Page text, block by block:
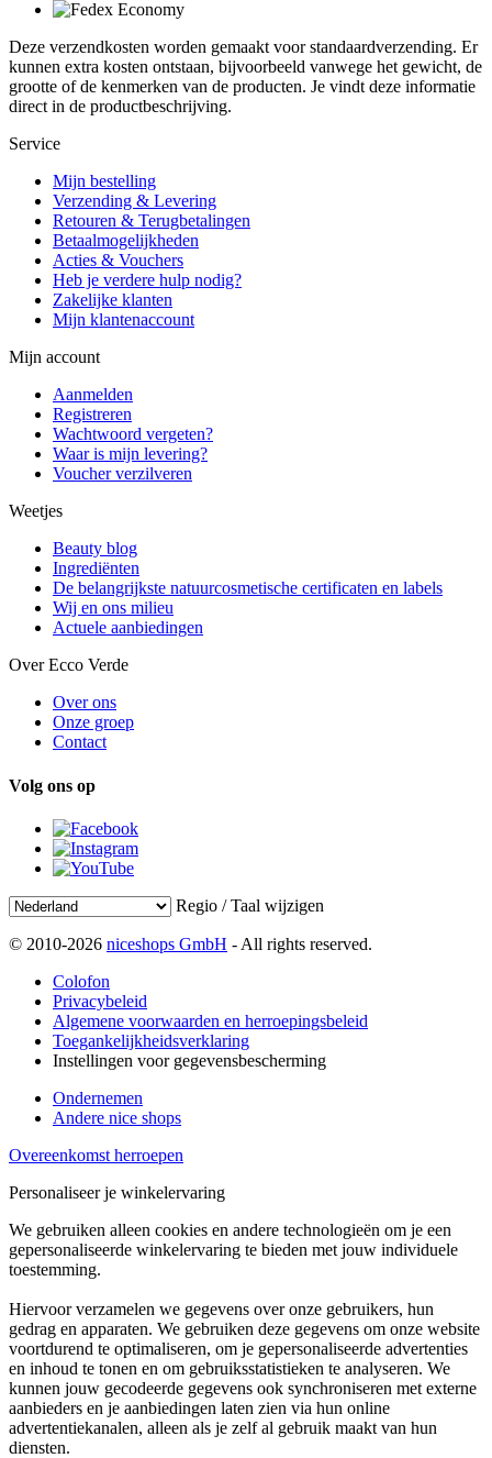
Deze verzendkosten worden gemaakt voor standaardverzending. Er
kunnen extra kosten ontstaan, bijvoorbeeld vanwege het gewicht, de
grootte of de kenmerken van de producten. Je vindt deze informatie
direct in de productbeschrijving.
Service
Mijn bestelling
Verzending & Levering
Retouren & Terugbetalingen
Betaalmogelijkheden
Acties & Vouchers
Heb je verdere hulp nodig?
Zakelijke klanten
Mijn klantenaccount
Mijn account
Aanmelden
Registreren
Wachtwoord vergeten?
Waar is mijn levering?
Voucher verzilveren
Weetjes
Beauty blog
Ingrediënten
De belangrijkste natuurcosmetische certificaten en labels
Wij en ons milieu
Actuele aanbiedingen
Over Ecco Verde
Over ons
Onze groep
Contact
Volg ons op
Regio / Taal wijzigen
© 2010-2026 niceshops GmbH - All rights reserved.
Colofon
Privacybeleid
Algemene voorwaarden en herroepingsbeleid
Toegankelijkheidsverklaring
Instellingen voor gegevensbescherming
Ondernemen
Andere nice shops
Overeenkomst herroepen
Personaliseer je winkelervaring
We gebruiken alleen cookies en andere technologieën om je een
gepersonaliseerde winkelervaring te bieden met jouw individuele
toestemming.
Hiervoor verzamelen we gegevens over onze gebruikers, hun
gedrag en apparaten. We gebruiken deze gegevens om onze website
voortdurend te optimaliseren, om je gepersonaliseerde advertenties
en inhoud te tonen en om gebruiksstatistieken te analyseren. We
kunnen jouw gecodeerde gegevens ook synchroniseren met externe
aanbieders en je aanbiedingen laten zien via hun online
advertentiekanalen, alleen als je zelf al gebruik maakt van hun
diensten.